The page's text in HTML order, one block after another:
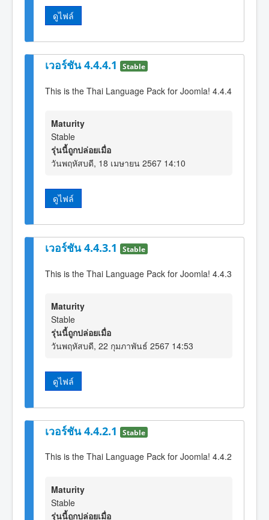
ดูไฟล์
เวอร์ชัน 4.4.4.1 Stable
This is the Thai Language Pack for Joomla! 4.4.4
Maturity
Stable
รุ่นนี้ถูกปล่อยเมื่อ
วันพฤหัสบดี, 18 เมษายน 2567 14:10
ดูไฟล์
เวอร์ชัน 4.4.3.1 Stable
This is the Thai Language Pack for Joomla! 4.4.3
Maturity
Stable
รุ่นนี้ถูกปล่อยเมื่อ
วันพฤหัสบดี, 22 กุมภาพันธ์ 2567 14:53
ดูไฟล์
เวอร์ชัน 4.4.2.1 Stable
This is the Thai Language Pack for Joomla! 4.4.2
Maturity
Stable
รุ่นนี้ถูกปล่อยเมื่อ